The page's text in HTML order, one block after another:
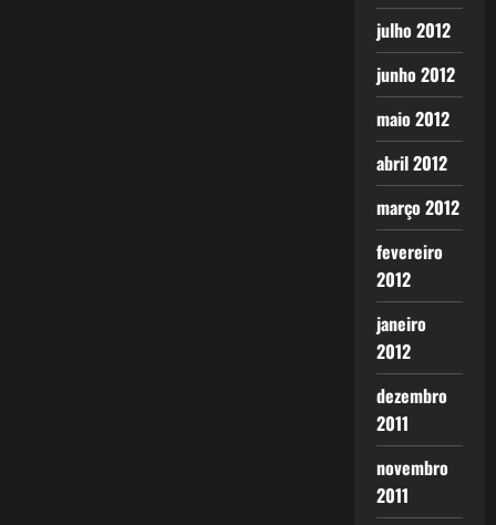
julho 2012
junho 2012
maio 2012
abril 2012
março 2012
fevereiro
2012
janeiro
2012
dezembro
2011
novembro
2011